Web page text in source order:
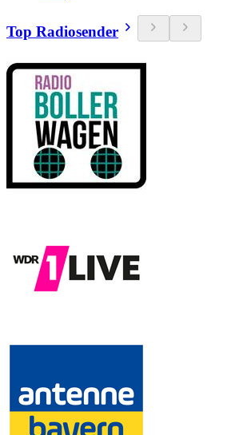
Top Radiosender